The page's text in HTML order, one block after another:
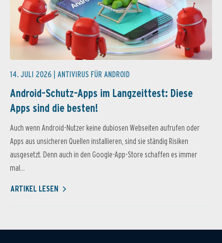
14. JULI 2026 | ANTIVIRUS FÜR ANDROID
Android-Schutz-Apps im Langzeittest: Diese
Apps sind die besten!
Auch wenn Android-Nutzer keine dubiosen Webseiten aufrufen oder
Apps aus unsicheren Quellen installieren, sind sie ständig Risiken
ausgesetzt. Denn auch in den Google-App-Store schaffen es immer
mal...
ARTIKEL LESEN